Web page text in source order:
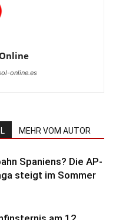
online.es
MEHR VOM AUTOR
Spaniens? Die AP-
steigt im Sommer